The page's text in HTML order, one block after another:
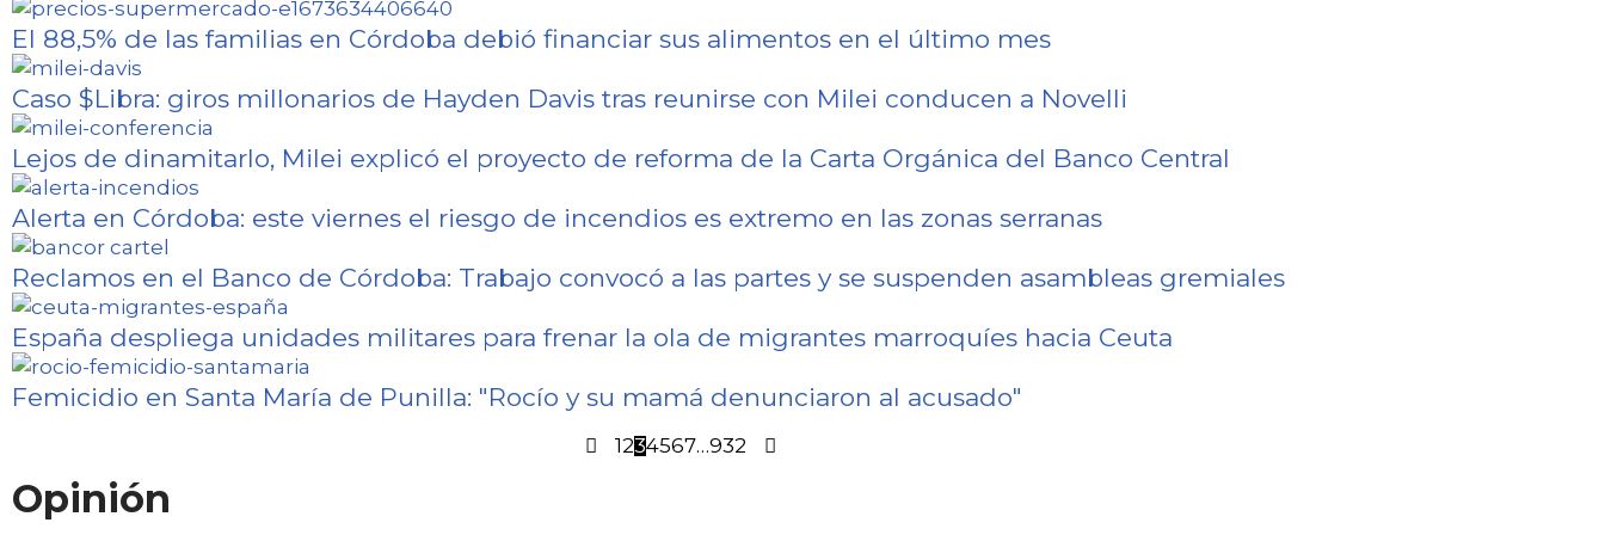
El 88,5% de las familias en Córdoba debió financiar sus alimentos en el último mes
Caso $Libra: giros millonarios de Hayden Davis tras reunirse con Milei conducen a Novelli
Lejos de dinamitarlo, Milei explicó el proyecto de reforma de la Carta Orgánica del Banco Central
Alerta en Córdoba: este viernes el riesgo de incendios es extremo en las zonas serranas
Reclamos en el Banco de Córdoba: Trabajo convocó a las partes y se suspenden asambleas gremiales
España despliega unidades militares para frenar la ola de migrantes marroquíes hacia Ceuta
Femicidio en Santa María de Punilla: "Rocío y su mamá denunciaron al acusado"
1234567…932
Opinión